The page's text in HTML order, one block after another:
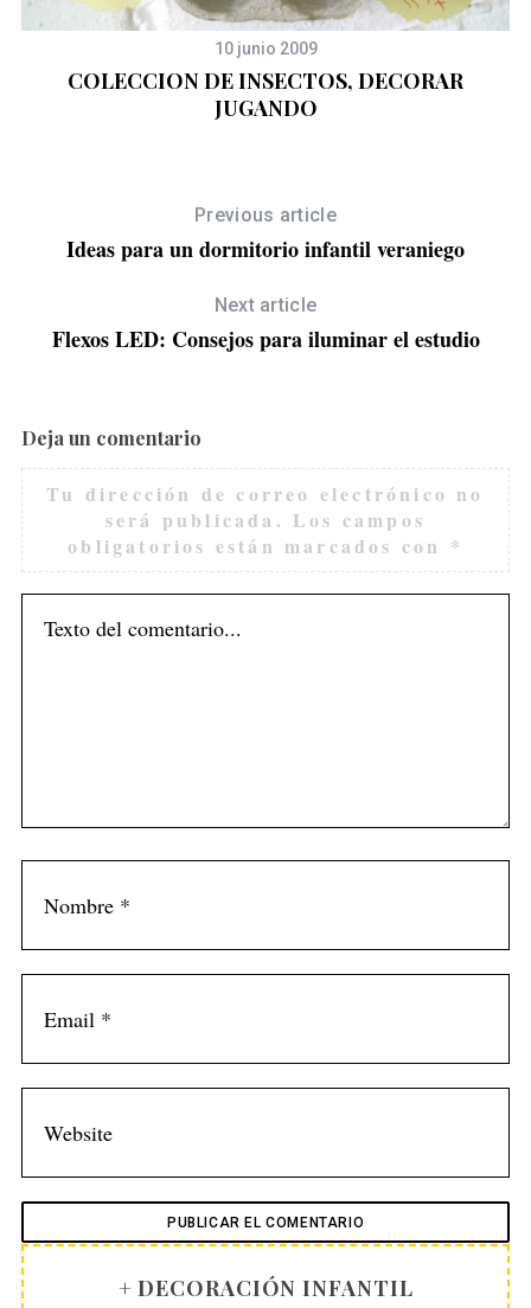
10 junio 2009
COLECCION DE INSECTOS, DECORAR
JUGANDO
Previous article
Ideas para un dormitorio infantil veraniego
Next article
Flexos LED: Consejos para iluminar el estudio
Deja un comentario
Tu dirección de correo electrónico no
será publicada. Los campos
obligatorios están marcados con *
+ DECORACIÓN INFANTIL